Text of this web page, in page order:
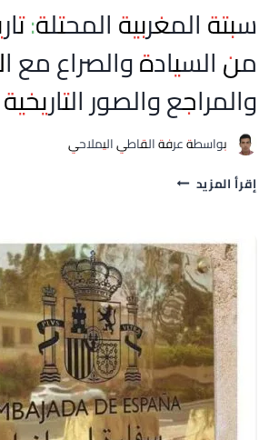
من السيادة والصراع مع
والمراجع والصور التاريخية
بواسطةعرفة القاطي اليملاحي
إقرأ المزيد سبتة
12
قرن
من
السيادة
والصراع
مع
الأدلة
والمراجع
والصور
التاريخية